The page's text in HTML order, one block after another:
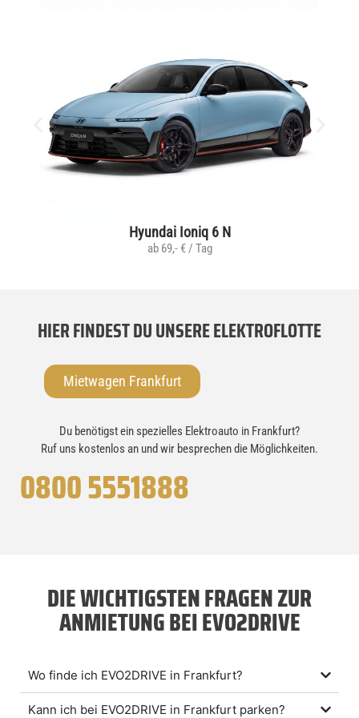
Hyundai Ioniq 6 N
ab 69,- € / Tag
HIER FINDEST DU UNSERE ELEKTROFLOTTE
Mietwagen Frankfurt
Du benötigst ein spezielles Elektroauto in Frankfurt?
Ruf uns kostenlos an und wir besprechen die Möglichkeiten.
0800 5551888
DIE WICHTIGSTEN FRAGEN ZUR
ANMIETUNG BEI EVO2DRIVE
Wo finde ich EVO2DRIVE in Frankfurt?
Kann ich bei EVO2DRIVE in Frankfurt parken?